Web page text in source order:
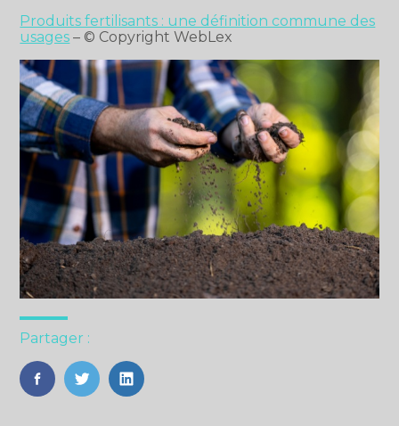
Produits fertilisants : une définition commune des
usages – © Copyright WebLex
Partager :
FaceBook
TwitterLinkedIn